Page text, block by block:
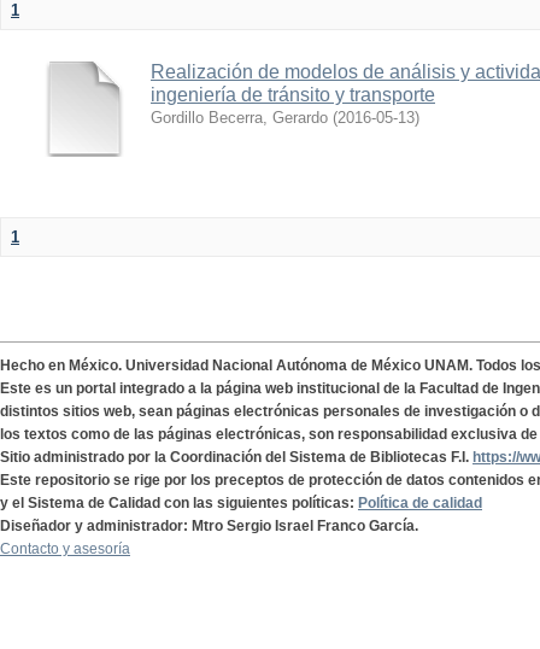
1
Realización de modelos de análisis y
ingeniería de tránsito y transporte
Gordillo Becerra, Gerardo (2016-05-13)
1
Hecho en México. Universidad Nacional Autónoma de México UNAM. Todos
Este es un portal integrado a la página web institucional de la Facultad de
distintos sitios web, sean páginas electrónicas personales de investigación o
los textos como de las páginas electrónicas, son responsabilidad exclusiva
Sitio administrado por la Coordinación del Sistema de Bibliotecas F.I. https://
Este repositorio se rige por los preceptos de protección de datos contenidos
y el Sistema de Calidad con las siguientes políticas: Política de calidad
Diseñador y administrador: Mtro Sergio Israel Franco García.
Contacto y asesoría